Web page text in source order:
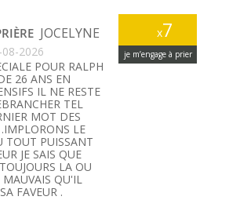
x7
je m’engage à prier
JOCELYNE
08-2026
POUR RALPH
26 ANS EN
IL NE RESTE
TEL
MOT DES
LE
TOUT PUISSANT
JE SAIS QUE
LA OU
MAUVAIS QU'IL
FAVEUR .